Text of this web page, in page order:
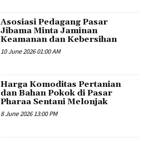
Asosiasi Pedagang Pasar
Jibama Minta Jaminan
Keamanan dan Kebersihan
10 June 2026 01:00 AM
Harga Komoditas Pertanian
dan Bahan Pokok di Pasar
Pharaa Sentani Melonjak
8 June 2026 13:00 PM